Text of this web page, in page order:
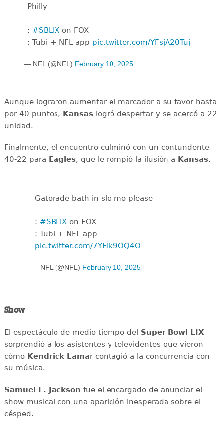
Philly
: #SBLIX on FOX
: Tubi + NFL app pic.twitter.com/YFsjA20Tuj
— NFL (@NFL) February 10, 2025
Aunque lograron aumentar el marcador a su favor hasta
por 40 puntos, Kansaslogró despertar y se acercó a 22
unidad.
Finalmente, el encuentro culminó con un contundente
40-22 para Eagles, que le rompió la ilusión a Kansas.
Gatorade bath in slo mo please
: #SBLIXon FOX
: Tubi + NFL app
pic.twitter.com/7YEIk9OQ4O
— NFL (@NFL) February 10, 2025
Show
El espectáculo de medio tiempo del Super Bowl LIX
sorprendió a los asistentes y televidentes que vieron
cómo Kendrick Lamar contagió a la concurrencia con
su música.
Samuel L. Jackson fue el encargado de anunciar el
show musical con una aparición inesperada sobre el
césped.